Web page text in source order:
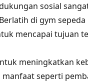
sosial
di gym
mencapai tujuan
meningkatkan
seperti